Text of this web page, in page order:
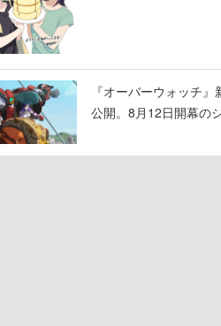
『オーバーウォッチ
公開。8月12日開幕の